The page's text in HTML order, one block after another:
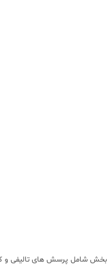
بخش شامل پرسش های تالیفی